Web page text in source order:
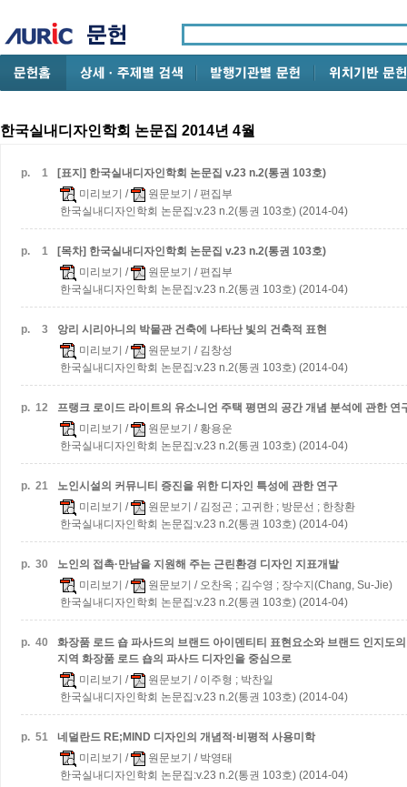
한국실내디자인학회 논문집 2014년 4월
p. 1
[표지] 한국실내디자인학회 논문집 v.23 n.2(통권 103호)
미리보기 / 원문보기 / 편집부
한국실내디자인학회 논문집:v.23 n.2(통권 103호) (2014-04)
p. 1
[목차] 한국실내디자인학회 논문집 v.23 n.2(통권 103호)
미리보기 / 원문보기 / 편집부
한국실내디자인학회 논문집:v.23 n.2(통권 103호) (2014-04)
p. 3
앙리 시리아니의 박물관 건축에 나타난 빛의 건축적 표현
미리보기 / 원문보기 / 김창성
한국실내디자인학회 논문집:v.23 n.2(통권 103호) (2014-04)
p. 12
프랭크 로이드 라이트의 유소니언 주택 평면의 공간 개념 분석에 관한 연
미리보기 / 원문보기 / 황용운
한국실내디자인학회 논문집:v.23 n.2(통권 103호) (2014-04)
p. 21
노인시설의 커뮤니티 증진을 위한 디자인 특성에 관한 연구
미리보기 / 원문보기 / 김정곤 ; 고귀한 ; 방문선 ; 한창환
한국실내디자인학회 논문집:v.23 n.2(통권 103호) (2014-04)
p. 30
노인의 접촉·만남을 지원해 주는 근린환경 디자인 지표개발
미리보기 / 원문보기 / 오찬옥 ; 김수영 ; 장수지(Chang, Su-Jie)
한국실내디자인학회 논문집:v.23 n.2(통권 103호) (2014-04)
p. 40
화장품 로드 숍 파사드의 브랜드 아이덴티티 표현요소와 브랜드 인지도
지역 화장품 로드 숍의 파사드 디자인을 중심으로
미리보기 / 원문보기 / 이주형 ; 박찬일
한국실내디자인학회 논문집:v.23 n.2(통권 103호) (2014-04)
p. 51
네덜란드 RE;MIND 디자인의 개념적·비평적 사용미학
미리보기 / 원문보기 / 박영태
한국실내디자인학회 논문집:v.23 n.2(통권 103호) (2014-04)